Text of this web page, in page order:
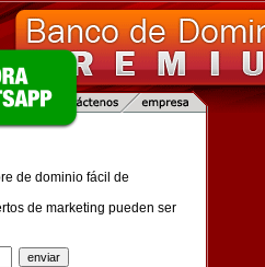
de dominio fácil de
de marketing pueden ser